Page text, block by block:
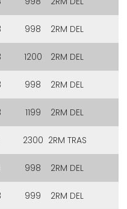
998 2RM DEL
1200 2RM DEL
998 2RM DEL
1199 2RM DEL
2300 2RM TRAS
998 2RM DEL
999 2RM DEL